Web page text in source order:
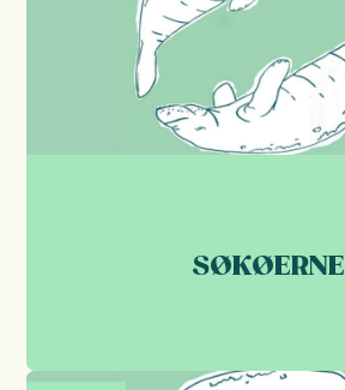
SØKØERNE